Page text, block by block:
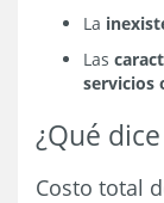
La
Las
servicios
¿Qué
Costo total